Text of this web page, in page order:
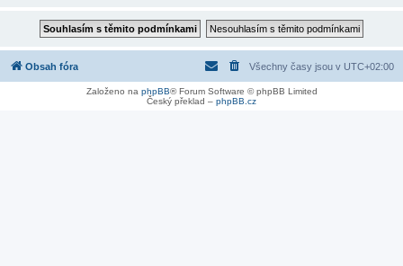
Obsah fóra Všechny časy jsou v UTC+02:00
Založeno na phpBB® Forum Software © phpBB Limited
Český překlad – phpBB.cz